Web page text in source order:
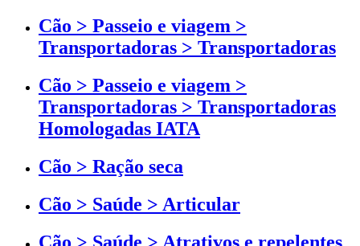
Cão > Passeio e viagem >
Transportadoras > Transportadoras
Cão > Passeio e viagem >
Transportadoras > Transportadoras
Homologadas IATA
Cão > Ração seca
Cão > Saúde > Articular
Cão > Saúde > Atrativos e repelentes